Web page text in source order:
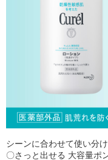
シーンに合わせて使い分
〇さっと出せる 大容量ポ